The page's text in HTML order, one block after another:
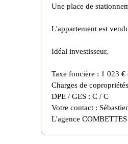
Une place de
L'appartement est
Idéal investisseur,
Taxe foncière : 1 023
Charges de
DPE / GES : C / C
Votre contact :
L'agence